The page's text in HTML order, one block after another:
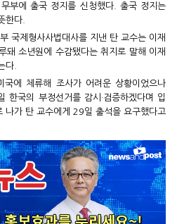
부에 출국 정지를 신청했다. 출국 정지는
한다.
국제형사사법대사를 지낸 탄 교수는 이재
돼 소년원에 수감됐다는 취지로 말해 이재
다.
에 체류해 조사가 어려운 상황이었으나
한국의 부정선거를 감시·검증하겠다며 입
나가 탄 교수에게 29일 출석을 요구했다고